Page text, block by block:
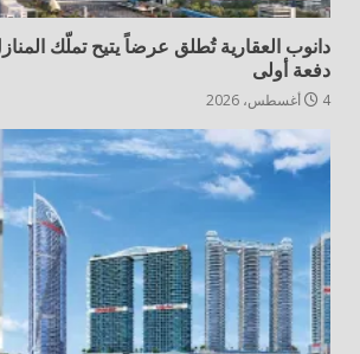
دانوب العقارية تُطلق عرضاً يتيح تملّك
دفعة أولى
4 أغسطس، 2026